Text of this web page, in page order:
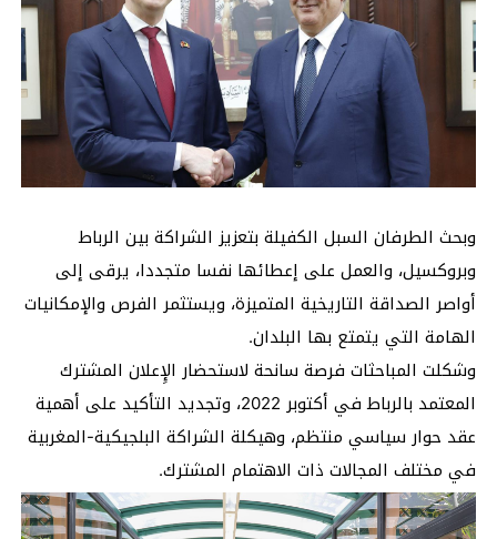
وبحث الطرفان السبل الكفيلة بتعزيز الشراكة بين الرباط
وبروكسيل، والعمل على إعطائها نفسا متجددا، يرقى إلى
أواصر الصداقة التاريخية المتميزة، ويستثمر الفرص والإمكانيات
الهامة التي يتمتع بها البلدان.
وشكلت المباحثات فرصة سانحة لاستحضار الإِعلان المشترك
المعتمد بالرباط في أكتوبر 2022، وتجديد التأكيد على أهمية
عقد حوار سياسي منتظم، وهيكلة الشراكة البلجيكية-المغربية
في مختلف المجالات ذات الاهتمام المشترك.